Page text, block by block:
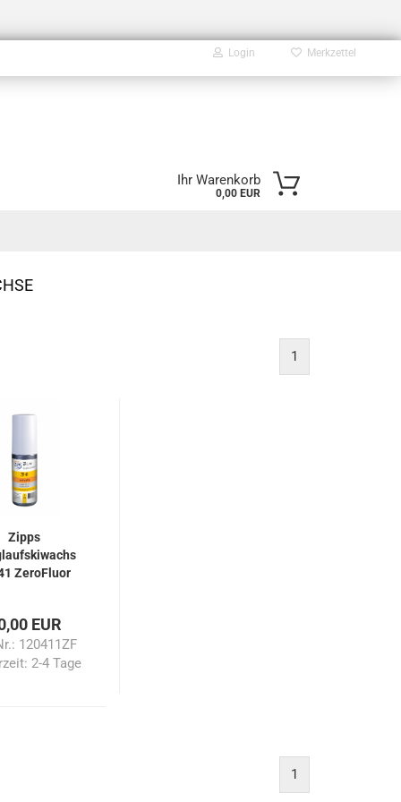
Login Merkzettel
Ihr Warenkorb
0,00 EUR
1
Zipps
ZeroFluor
EUR
120411ZF
2-4 Tage
1